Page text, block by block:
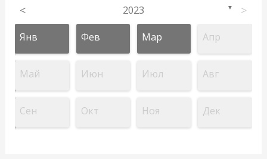
< 2023 ▼ >
Янв Фев Мар Апр
Май Июн Июл Авг
Сен Окт Ноя Дек